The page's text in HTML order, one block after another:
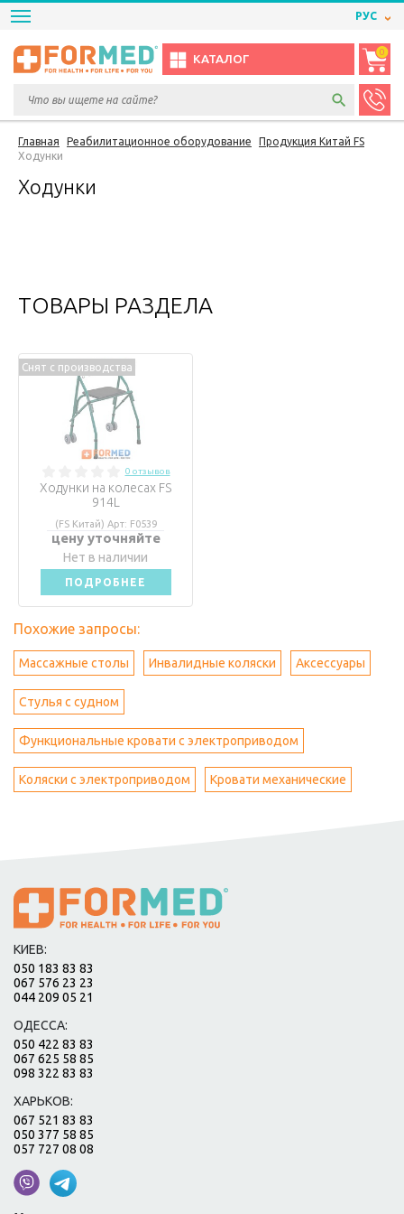
РУС
КАТАЛОГ
0
Главная Реабилитационное оборудование
Продукция Китай FS
Ходунки
Ходунки
ТОВАРЫ РАЗДЕЛА
Снят с производства
0 отзывов
Ходунки на колесах FS
914L
(FS Китай) Арт: F0539
цену уточняйте
Нет в наличии
ПОДРОБНЕЕ
Похожие запросы:
Массажные столы Инвалидные коляски Аксессуары
Стулья с судном
Функциональные кровати с электроприводом
Коляски с электроприводом Кровати механические
КИЕВ:
050 183 83 83
067 576 23 23
044 209 05 21
ОДЕССА:
050 422 83 83
067 625 58 85
098 322 83 83
ХАРЬКОВ:
067 521 83 83
050 377 58 85
057 727 08 08